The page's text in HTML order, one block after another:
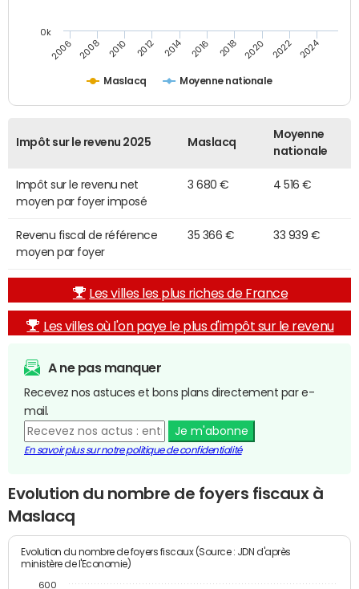
Maslacq Moyenne nationale
2006 2008 2010 2012 2014 2016 2018 2020 2022 2024
0k
Impôt sur le revenu 2025 Maslacq
Moyenne
nationale
Impôt sur le revenu net
moyen par foyer imposé
3 680 € 4 516 €
Revenu fiscal de référence
moyen par foyer
35 366 € 33 939 €
Les villes les plus riches de France
Les villes où l'on paye le plus d'impôt sur le revenu
A ne pas manquer
Recevez nos astuces et bons plans directement par e-
mail.
Je m'abonne
En savoir plus sur notre politique de confidentialité
Evolution du nombre de foyers fiscaux à
Maslacq
Evolution du nombre de foyers fiscaux (Source : JDN d'après
ministère de l'Economie)
600